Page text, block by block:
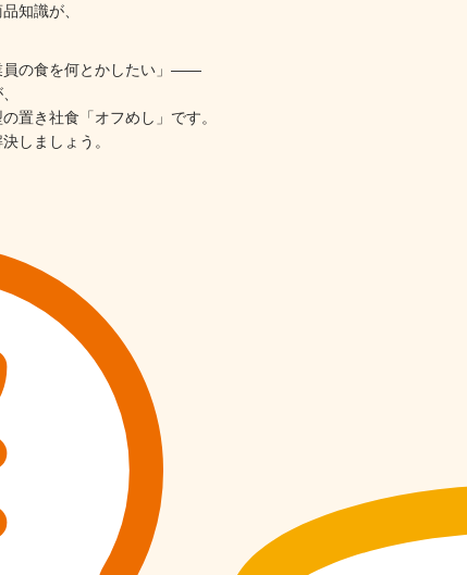
知識が、
員の食を何とかしたい」——
の置き社食「オフめし」です。
しましょう。